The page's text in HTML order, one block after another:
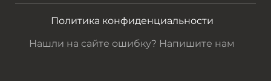
Политика конфиденциальности
Нашли на сайте ошибку? Напишите нам